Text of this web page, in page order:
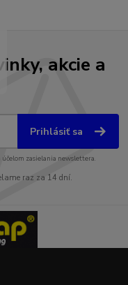
akcie a
Prihlásiť sa
účelom zasielania newslettera.
raz za 14 dní.